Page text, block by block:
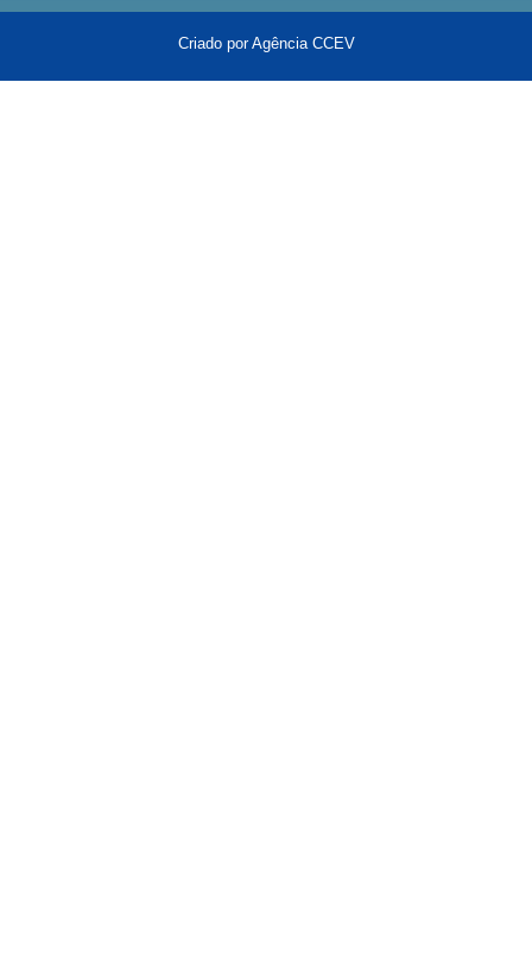
Criado por Agência CCEV